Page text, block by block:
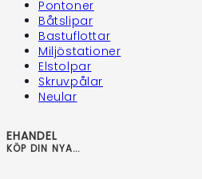
Pontoner
Båtslipar
Bastuflottar
Miljöstationer
Elstolpar
Skruvpålar
Neular
EHANDEL
KÖP DIN NYA...